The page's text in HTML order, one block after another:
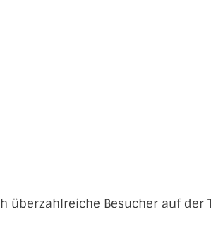
überzahlreiche Besucher auf der